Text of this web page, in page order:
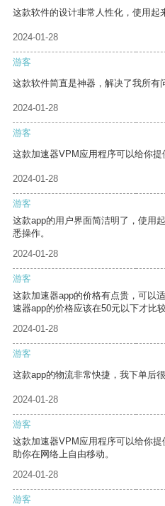
这款软件的设计非常人性化，使用起
2024-01-28
游客
这款软件简直是神器，解决了我所有
2024-01-28
游客
这款加速器VPM应用程序可以给你提
2024-01-28
游客
这款app的用户界面简洁明了，使用
悉操作。
2024-01-28
游客
这款加速器app的价格有点贵，可以
速器app的价格应该在50元以下才比较
2024-01-28
游客
这款app的物流非常快捷，我下单后
2024-01-28
游客
这款加速器VPM应用程序可以给你
助你在网络上自由移动。
2024-01-28
游客